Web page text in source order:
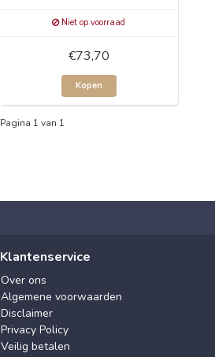
Niet op voorraad
€73,70
Kopen
Pagina 1 van 1
Klantenservice
Over ons
Algemene voorwaarden
Disclaimer
Privacy Policy
Veilig betalen